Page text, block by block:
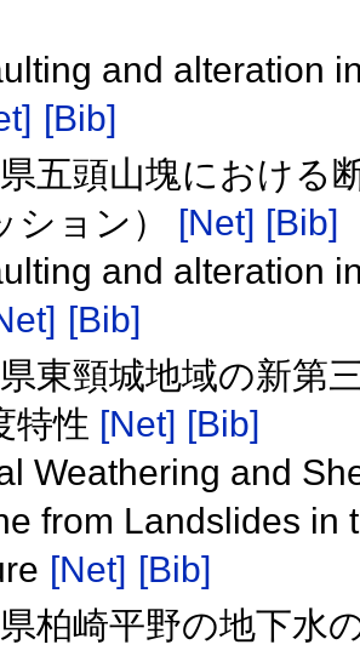
and alteration
[Bib]
五頭山塊における
ション）
[Net] [Bib]
and alteration
[Bib]
東頸城地域の新第
特性 [Net] [Bib]
Weathering and
from Landslides in
[Net] [Bib]
柏崎平野の地下水